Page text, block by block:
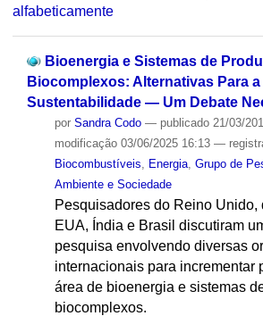
alfabeticamente
Bioenergia e Sistemas de
Biocomplexos: Alternativas Para a
Sustentabilidade — Um Debate
por Sandra Codo — publicado21/03/
modificação03/06/2025 16:13 —
Biocombustíveis
Energia, Grupo de
Ambiente e Sociedade
Pesquisadores do Reino Unido,
EUA, Índia e Brasil discutiram
pesquisa envolvendo diversas
internacionais para incrementar
área de bioenergia e sistemas
biocomplexos.